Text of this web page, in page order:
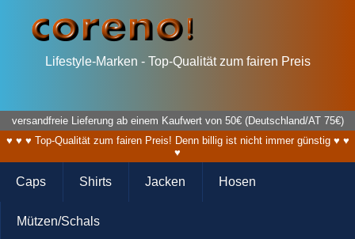
Lifestyle-Marken - Top-Qualität zum fairen Preis
versandfreie Lieferung ab einem Kaufwert von 50€ (Deutschland/AT 75€)
♥ ♥ ♥ Top-Qualität zum fairen Preis! Denn billig ist nicht immer günstig ♥ ♥
♥
Caps Shirts Jacken Hosen
Mützen/Schals